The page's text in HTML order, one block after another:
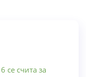
се счита за